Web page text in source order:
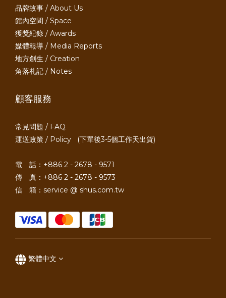
品牌故事 / About Us
館內空間 / Space
獲獎紀錄 / Awards
媒體報導 / Media Reports
地方創生 / Creation
角落札記 / Notes
顧客服務
常見問題 / FAQ
運送政策 / Policy (下單後3-5個工作天出貨)
電 話：+886 2 - 2678 - 9571
傳 真：+886 2 - 2678 - 9573
信 箱：service @ shus.com.tw
繁體中文